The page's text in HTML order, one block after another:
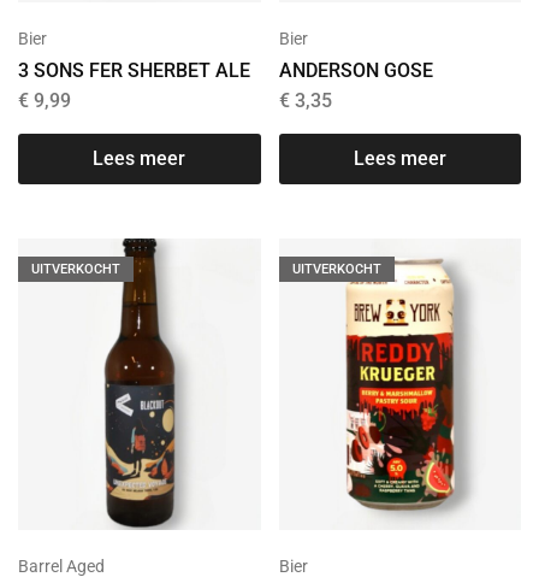
Bier
3 SONS FER SHERBET ALE
€ 9,99
Lees meer
Bier
ANDERSON GOSE
€3,35
Lees meer
UITVERKOCHT
Barrel Aged
UITVERKOCHT
Bier